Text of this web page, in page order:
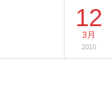
12
3月
2010